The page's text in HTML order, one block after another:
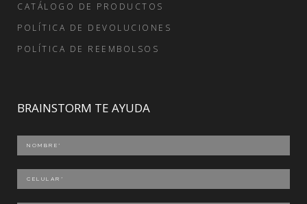
CATÁLOGO DE PRODUCTOS
POLÍTICA DE DEVOLUCIONES
POLÍTICA DE REEMBOLSOS
BRAINSTORM TE AYUDA